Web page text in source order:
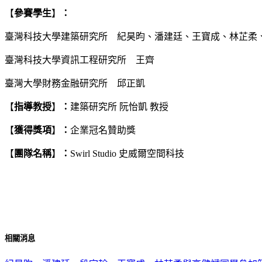
【參賽學生】 ：
臺灣科技大學建築研究所 紀昊昀、潘建廷、王寶成、林芷柔
臺灣科技大學資訊工程研究所 王齊
臺灣大學財務金融研究所 邱正凱
【指導教授】 ： 建築研究所 阮怡凱 教授
【獲得獎項】 ： 企業冠名贊助獎
【 團隊名稱】 ： Swirl Studio 史威爾空間科技
相關消息